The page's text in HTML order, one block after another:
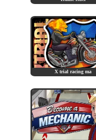
X trial racing ma